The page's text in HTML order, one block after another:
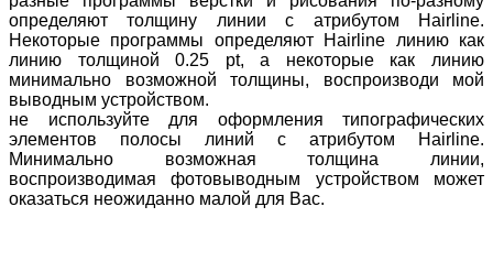
определяют толщину линии с атрибутом Hairline.
Некоторые программы определяют Hairline линию как
линию толщиной 0.25 pt, а некоторые как линию
минимально возможной толщины, воспроизводи мой
выводным устройством.
не используйте для оформления типографических
элементов полосы линий с атрибутом Hairline.
Минимально возможная толщина линии,
воспроизводимая фотовыводным устройством может
оказаться неожиданно малой для Вас.